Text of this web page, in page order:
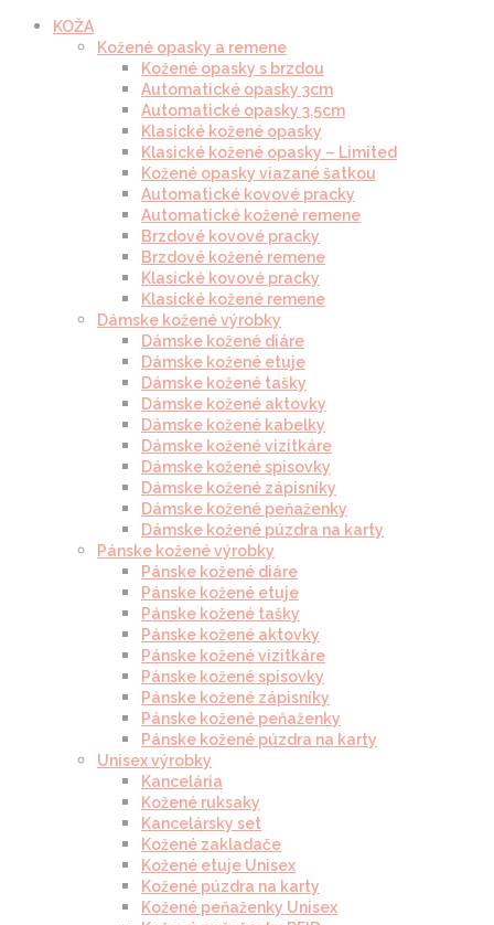
KOŽA
Kožené opasky a remene
Kožené opasky s brzdou
Automatické opasky 3cm
Automatické opasky 3.5cm
Klasické kožené opasky
Klasické kožené opasky – Limited
Kožené opasky viazané šatkou
Automatické kovové pracky
Automatické kožené remene
Brzdové kovové pracky
Brzdové kožené remene
Klasické kovové pracky
Klasické kožené remene
Dámske kožené výrobky
Dámske kožené diáre
Dámske kožené etuje
Dámske kožené tašky
Dámske kožené aktovky
Dámske kožené kabelky
Dámske kožené vizitkáre
Dámske kožené spisovky
Dámske kožené zápisníky
Dámske kožené peňaženky
Dámske kožené púzdra na karty
Pánske kožené výrobky
Pánske kožené diáre
Pánske kožené etuje
Pánske kožené tašky
Pánske kožené aktovky
Pánske kožené vizitkáre
Pánske kožené spisovky
Pánske kožené zápisníky
Pánske kožené peňaženky
Pánske kožené púzdra na karty
Unisex výrobky
Kancelária
Kožené ruksaky
Kancelársky set
Kožené zakladače
Kožené etuje Unisex
Kožené púzdra na karty
Kožené peňaženky Unisex